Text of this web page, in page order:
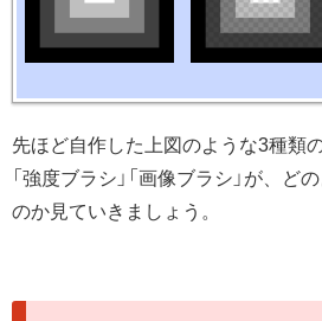
先ほど自作した上図のような3種類
「強度ブラシ」「画像ブラシ」が、ど
のか見ていきましょう。